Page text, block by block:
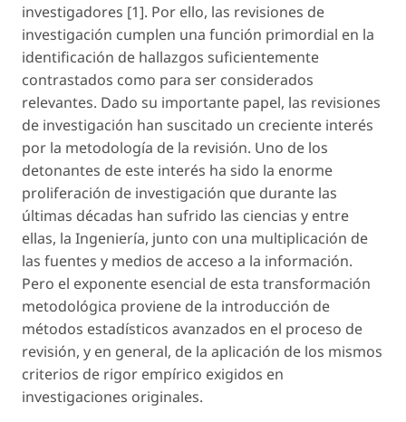
investigadores [1]. Por ello, las revisiones de
investigación cumplen una función primordial en la
identificación de hallazgos suficientemente
contrastados como para ser considerados
relevantes. Dado su importante papel, las revisiones
de investigación han suscitado un creciente interés
por la metodología de la revisión. Uno de los
detonantes de este interés ha sido la enorme
proliferación de investigación que durante las
últimas décadas han sufrido las ciencias y entre
ellas, la Ingeniería, junto con una multiplicación de
las fuentes y medios de acceso a la información.
Pero el exponente esencial de esta transformación
metodológica proviene de la introducción de
métodos estadísticos avanzados en el proceso de
revisión, y en general, de la aplicación de los mismos
criterios de rigor empírico exigidos en
investigaciones originales.